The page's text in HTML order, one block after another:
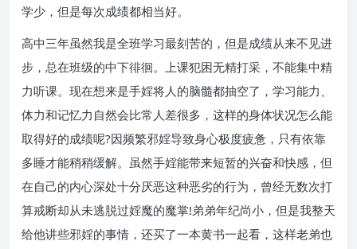
学少，但是每次成绩都相当好。
高中三年虽然我是全班学习最刻苦的，但是成绩从来不见进
步，总在班级的中下徘徊。上课犯困无精打采，不能集中精
力听课。现在想来是手婬将人的脑髓都抽空了，学习能力、
体力和记忆力自然会比常人差很多，这样的身体状况怎么能
取得好的成绩呢?因频繁邪婬导致身心极度疲惫，只有依靠
多睡才能稍稍缓解。虽然手婬能带来短暂的兴奋和快感，但
在自己的内心深处十分厌恶这种恶劣的行为，曾经无数次打
算戒断却从未逃脱过婬魔的魔掌!弟弟年纪尚小，但是我整天
给他讲些邪婬的事情，还买了一本黄书一起看，这样老弟也